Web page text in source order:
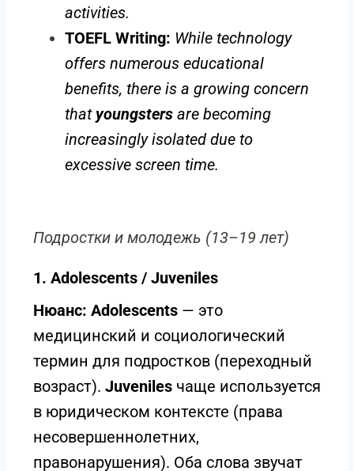
activities.
TOEFL Writing: While technology
offers numerous educational
benefits, there is a growing concern
that youngsters are becoming
increasingly isolated due to
excessive screen time.
Подростки и молодежь (13–19 лет)
1. Adolescents / Juveniles
Нюанс: Adolescents — это
медицинский и социологический
термин для подростков (переходный
возраст). Juveniles чаще используется
в юридическом контексте (права
несовершеннолетних,
правонарушения). Оба слова звучат